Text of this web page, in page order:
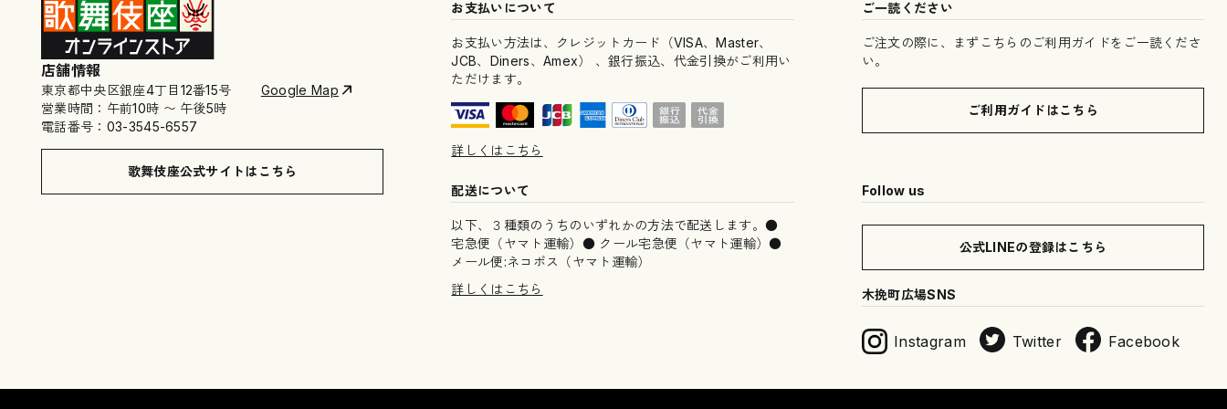
店舗情報
東京都中央区銀座4丁目12番15号
Google Map
営業時間：午前10時 〜 午後5時
電話番号：03-3545-6557
歌舞伎座公式サイトはこちら
お支払いについて
お支払い方法は、クレジットカード（VISA、Master、
JCB、Diners、Amex） 、銀行振込、代金引換がご利用い
ただけます。
詳しくはこちら
配送について
以下、３種類のうちのいずれかの方法で配送します。●
宅急便（ヤマト運輸）● クール宅急便（ヤマト運輸）●
メール便:ネコポス（ヤマト運輸）
詳しくはこちら
ご一読ください
ご注文の際に、まずこちらのご利用ガイドをご一読くださ
い。
ご利用ガイドはこちら
Follow us
公式LINEの登録はこちら
木挽町広場SNS
Instagram Twitter Facebook